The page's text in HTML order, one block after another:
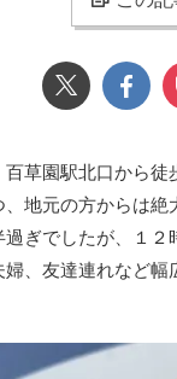
百草園駅北口から
地元の方からは
ぎでしたが、１
婦、友達連れなど